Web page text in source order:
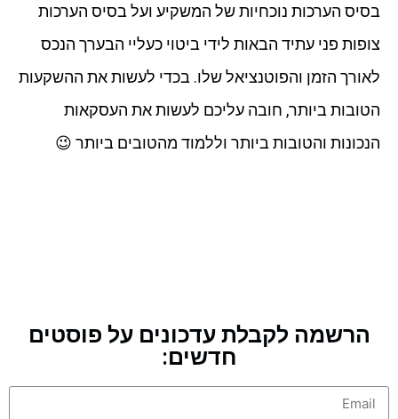
בסיס הערכות נוכחיות של המשקיע ועל בסיס הערכות
צופות פני עתיד הבאות לידי ביטוי כעליי הבערך הנכס
לאורך הזמן והפוטנציאל שלו. בכדי לעשות את ההשקעות
הטובות ביותר, חובה עליכם לעשות את העסקאות
הנכונות והטובות ביותר וללמוד מהטובים ביותר 😉
הרשמה לקבלת עדכונים על פוסטים
חדשים: